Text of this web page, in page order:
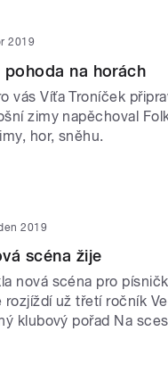
2019
na horách
vás Víťa Troníček
zimy napěchoval
hor, sněhu.
2019
scéna žije
nová scéna pro
už třetí ročník
klubový pořad Na